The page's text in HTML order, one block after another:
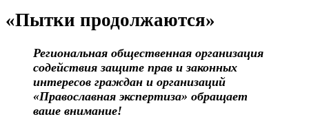
«Пытки продолжаются»
Региональная общественная организация
содействия защите прав и законных
интересов граждан и организаций
«Православная экспертиза» обращает
ваше внимание!